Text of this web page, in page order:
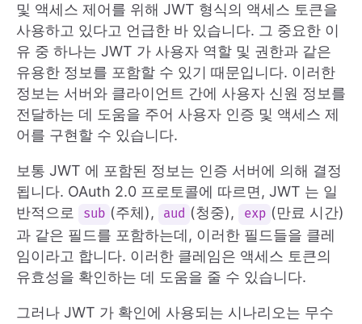
및 액세스 제어를 위해 JWT 형식의 액세스 토큰을
사용하고 있다고 언급한 바 있습니다. 그 중요한 이
유 중 하나는 JWT 가 사용자 역할 및 권한과 같은
유용한 정보를 포함할 수 있기 때문입니다. 이러한
정보는 서버와 클라이언트 간에 사용자 신원 정보를
전달하는 데 도움을 주어 사용자 인증 및 액세스 제
어를 구현할 수 있습니다.
보통 JWT 에 포함된 정보는 인증 서버에 의해 결정
됩니다. OAuth 2.0 프로토콜에 따르면, JWT 는 일
반적으로
sub (주체), aud (청중), exp (만료 시간)
과 같은 필드를 포함하는데, 이러한 필드들을 클레
임이라고 합니다. 이러한 클레임은 액세스 토큰의
유효성을 확인하는 데 도움을 줄 수 있습니다.
그러나 JWT 가 확인에 사용되는 시나리오는 무수